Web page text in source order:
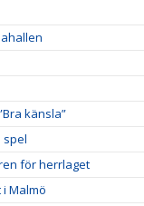
känsla”
spel
för herrlaget
Malmö